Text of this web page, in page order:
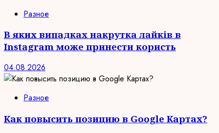
Разное
В яких випадках накрутка лайків в
Instagram може принести користь
04.08.2026
Разное
Как повысить позицию в Google Картах?